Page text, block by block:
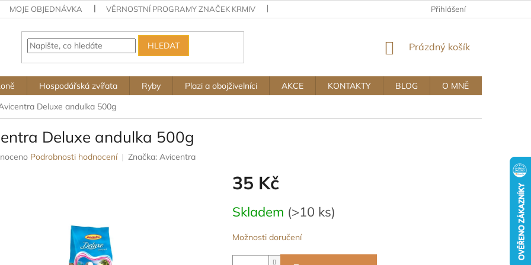
MOJE OBJEDNÁVKA VĚRNOSTNÍ PROGRAMY ZNAČEK KRMIV OBCHODNÍ A REKLAMAČNÍ PODMÍNKY
Přihlášení
HLEDAT
NÁKUPNÍ
Prázdný košík
Hospodářská zvířata Ryby Plazi a obojživelníci AKCE KONTAKTY BLOG
O MNĚ
Deluxe andulka 500g
Deluxe andulka 500g
Podrobnosti hodnocení Značka: Avicentra
35 Kč
cena:
Skladem (>10 ks)
Možnosti doručení